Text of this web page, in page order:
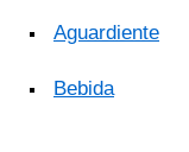
Aguardiente
Bebida